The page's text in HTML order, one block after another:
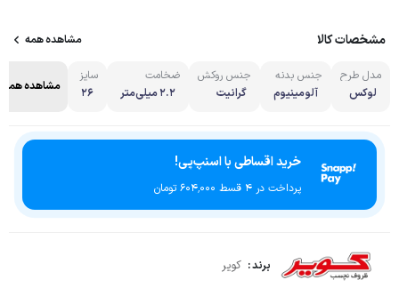
مشخصات کالا مشاهده همه
مدل طرح
لوکس
جنس بدنه
آلومینیوم
جنس روکش
گرانیت
ضخامت
2.2 میلی‌متر
سایز
26
مشاهده همه
خرید اقساطی با اسنپ‌پی!
پرداخت در 4 قسط ۶۰۴٬۰۰۰ تومان
برند : کویر